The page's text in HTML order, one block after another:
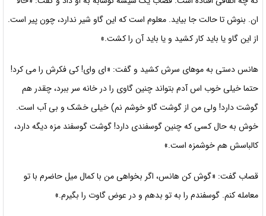
ان. بنوش تا حالت جا بیاید. معلوم است که این گاو شیر ندارد، چون پیر است.
از این گاو یا باید کار کشید و یا بایدآن را کشت.»
هانس دستی به موهای سرش کشید و گفت: «ای وای! کی فکرش را می کرد!
حتما خیلی خوب اس آدم بتواند چنین گاوی را در خانه سر ببرد، چقدر هم
گوشت دارد! ولی من از گوشت گاو خوشم نم) خیلی خشک و بی آب است.
خوش به حال کسی که چنین گوسفندی دارد! گوشت گوسفند مزه دیگه دارد،
کالباسش هم خوشمزه است.»
قصاب گفت: «گوش کن هانس، اگر بخواهی من با کمال میل حاضرم با تو
معامله کنم. گوسفندم را به تو بدهم و در عوض گاوت را بگیرم.»